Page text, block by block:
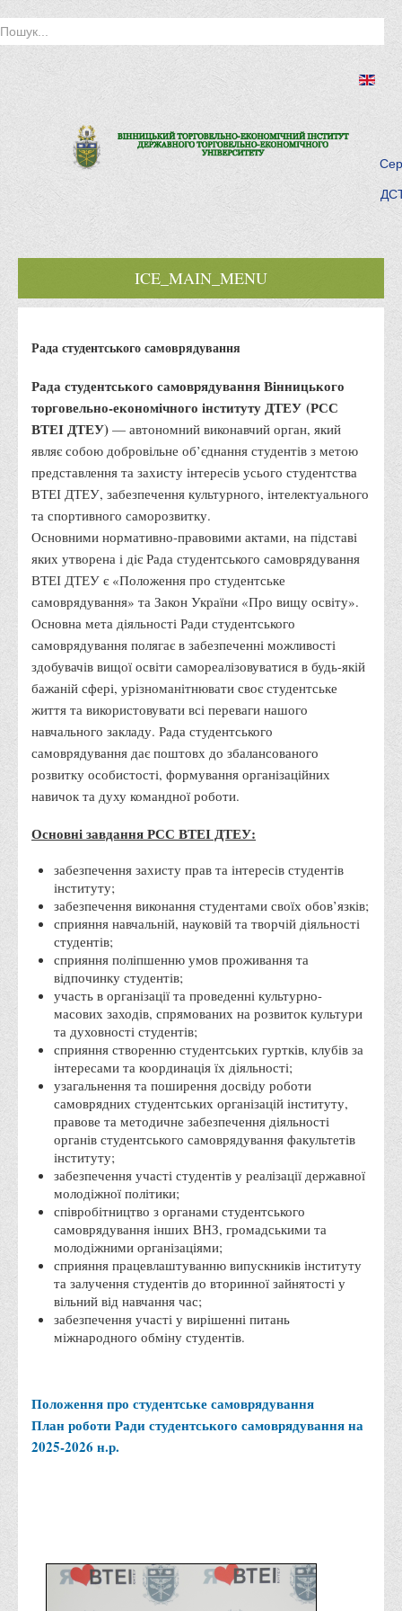
ICE_MAIN_MENU
Історія інституту
Місія та цілі
Про порядок надання публічної інформації
Заходи запобігання протиправним діям
Антикорупційні заходи
Як розпізнати глорифікацію збройної агресії РФ проти
України та протистояти їй?
Правила безпеки під час війни
Соціальна реклама
Правила поведінки у разі виявлення вибухонебезпечних
предметів
Протидія торгівлі людьми
Дії населення в умовах надзвичайних ситуацій воєнного
умовах війни
Що можна і не можна знімати, показувати під час війни
Контакти державних та громадських організацій, які
допомагають тим, хто пережили сексуальне насильство,
пов'язане з конфліктом та їх родинам у Вінницькій області
10 точних фактів про наркотики. З’ясуй правду про
наркотики. Врятуй чиєсь життя
3D тур
Екскурсія до ВТЕІ
SEL
Smart Electronic Learning
Репозиторій
Структура
Адміністрація
Факультети
Обліково-фінансовий
Торгівлі, маркетингу та сфери обслуговування
Економіки, менеджменту та права
Маркетингу та реклами
Товарознавства, експертизи та торговельного
підприємництва
Інноваційної економіки та цифрових технологій
Рада студентського самоврядування
Рада студентського самоврядування Вінницького
торговельно-економічного інституту ДТЕУ (РСС
ВТЕІ ДТЕУ) — автономний виконавчий орган, який
являє собою добровільне об’єднання студентів з метою
представлення та захисту інтересів усього студентства
ВТЕІ ДТЕУ, забезпечення культурного, інтелектуального
та спортивного саморозвитку.
Основними нормативно-правовими актами, на підставі
яких утворена і діє Рада студентського самоврядування
ВТЕІ ДТЕУ є «Положення про студентське
самоврядування» та Закон України «Про вищу освіту».
Основна мета діяльності Ради студентського
самоврядування полягає в забезпеченні можливості
здобувачів вищої освіти самореалізовуватися в будь-якій
бажаній сфері, урізноманітнювати своє студентське
життя та використовувати всі переваги нашого
навчального закладу. Рада студентського
самоврядування дає поштовх до збалансованого
розвитку особистості, формування організаційних
навичок та духу командної роботи.
Основні завдання РСС ВТЕІ ДТЕУ:
забезпечення захисту прав та інтересів студентів
інституту;
забезпечення виконання студентами своїх обов’язків;
сприяння навчальній, науковій та творчій діяльності
студентів;
сприяння поліпшенню умов проживання та
відпочинку студентів;
участь в організації та проведенні культурно-
масових заходів, спрямованих на розвиток культури
та духовності студентів;
сприяння створенню студентських гуртків, клубів за
інтересами та координація їх діяльності;
узагальнення та поширення досвіду роботи
самоврядних студентських організацій інституту,
правове та методичне забезпечення діяльності
органів студентського самоврядування факультетів
інституту;
забезпечення участі студентів у реалізації державної
молодіжної політики;
співробітництво з органами студентського
самоврядування інших ВНЗ, громадськими та
молодіжними організаціями;
сприяння працевлаштуванню випускників інституту
та залучення студентів до вторинної зайнятості у
вільний від навчання час;
забезпечення участі у вирішенні питань
міжнародного обміну студентів.
Положення про студентське самоврядування
План роботи Ради студентського самоврядування на
2025-2026 н.р.